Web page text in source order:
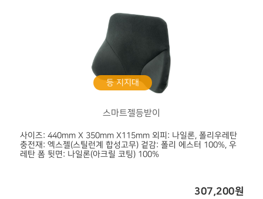
등 지지대
스마트젤등받이
사이즈: 440mm X 350mm X115mm 외피: 나일론, 폴리우레탄
충전재: 엑스젤(스틸런계 합성고무) 겉감: 폴리 에스터 100%, 우
레탄 폼 뒷면: 나일론(아크릴 코팅) 100%
307,200원